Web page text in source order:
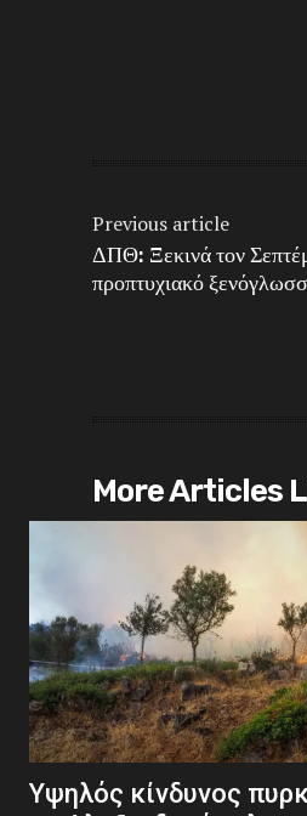
Previous article
ΔΠΘ: Ξεκινά τον
προπτυχιακό
More Articles
Υψηλός κίνδυνος